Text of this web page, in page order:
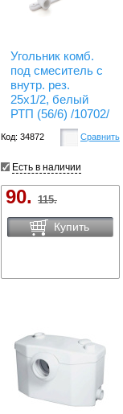
Угольник комб.
под смеситель с
внутр. рез.
25х1/2, белый
РТП (56/6) /10702/
Код: 34872 Сравнить
Есть в наличии
90. 115.
Купить